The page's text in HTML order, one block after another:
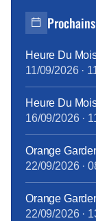
Heure Du
11/09/2026·
Heure Du
16/09/2026·
Orange
22/09/2026·
Orange
22/09/2026·